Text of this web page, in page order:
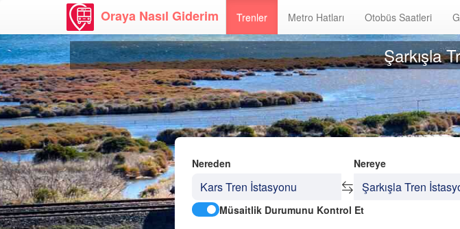
Oraya Nasıl Giderim Trenler Metro Hatları Otobüs Saatleri
Şarkışla
Nereden Nereye
Müsaitlik Durumunu Kontrol Et